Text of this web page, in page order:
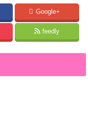
Google+
feedly